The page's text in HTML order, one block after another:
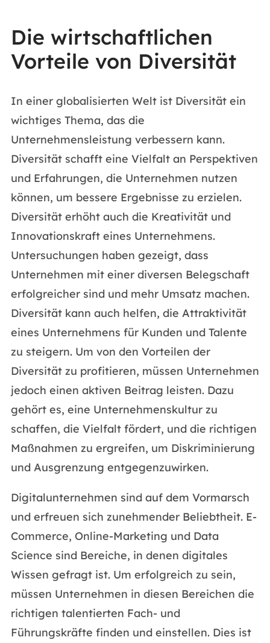
Die wirtschaftlichen
Vorteile von Diversität
In einer globalisierten Welt ist Diversität ein
wichtiges Thema, das die
Unternehmensleistung verbessern kann.
Diversität schafft eine Vielfalt an Perspektiven
und Erfahrungen, die Unternehmen nutzen
können, um bessere Ergebnisse zu erzielen.
Diversität erhöht auch die Kreativität und
Innovationskraft eines Unternehmens.
Untersuchungen haben gezeigt, dass
Unternehmen mit einer diversen Belegschaft
erfolgreicher sind und mehr Umsatz machen.
Diversität kann auch helfen, die Attraktivität
eines Unternehmens für Kunden und Talente
zu steigern. Um von den Vorteilen der
Diversität zu profitieren, müssen Unternehmen
jedoch einen aktiven Beitrag leisten. Dazu
gehört es, eine Unternehmenskultur zu
schaffen, die Vielfalt fördert, und die richtigen
Maßnahmen zu ergreifen, um Diskriminierung
und Ausgrenzung entgegenzuwirken.
Digitalunternehmen sind auf dem Vormarsch
und erfreuen sich zunehmender Beliebtheit. E-
Commerce, Online-Marketing und Data
Science sind Bereiche, in denen digitales
Wissen gefragt ist. Um erfolgreich zu sein,
müssen Unternehmen in diesen Bereichen die
richtigen talentierten Fach- und
Führungskräfte finden und einstellen. Dies ist